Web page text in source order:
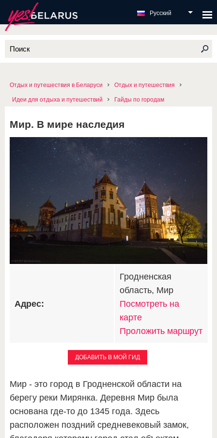
Русский
Отдых и путешествия в Беларуси Отдых и путешествия
Идеи для отдыха и путешествий Гайды по городам
Мир. В мире наследия
Адрес:
Гродненская
область, Мир
Посмотреть на
карте
Проложить маршрут
ДОБАВИТЬ В МОЙ ГИД
Мир - это город в Гродненской области на
берегу реки Мирянка. Деревня Мир была
основана где-то до 1345 года. Здесь
расположен поздний средневековый замок,